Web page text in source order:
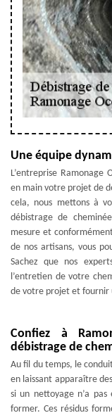
Une équipe
L’entreprise
en main votre projet de
cela, nous mettons à
débistrage de
mesure et
de nos artisans, vous
Sachez que nos
l’entretien de votre
de votre projet et fournir
Confiez à
débistrage de
Au fil du temps, le
en laissant apparaître
si un nettoyage n’a
former. Ces résidus